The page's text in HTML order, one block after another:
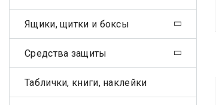
Ящики, щитки и боксы
Средства защиты
Таблички, книги, наклейки